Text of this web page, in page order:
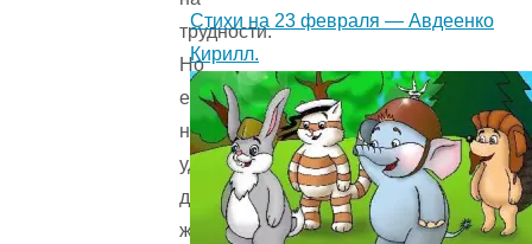
трудности.
Но
если
не
удалось
достичь
желаемого,
Стихи на 23 февраля — Авдеенко
Кирилл.